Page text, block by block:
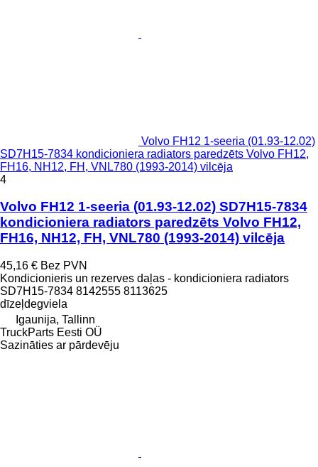
Volvo FH12 1-seeria (01.93-12.02)
SD7H15-7834 kondicioniera radiators paredzēts Volvo FH12,
FH16, NH12, FH, VNL780 (1993-2014) vilcēja
4
Volvo FH12 1-seeria (01.93-12.02) SD7H15-7834
kondicioniera radiators paredzēts Volvo FH12,
FH16, NH12, FH, VNL780 (1993-2014) vilcēja
45,16 € Bez PVN
Kondicionieris un rezerves daļas - kondicioniera radiators
SD7H15-7834 8142555 8113625
dīzeļdegviela
Igaunija, Tallinn
TruckParts Eesti OÜ
Sazināties ar pārdevēju